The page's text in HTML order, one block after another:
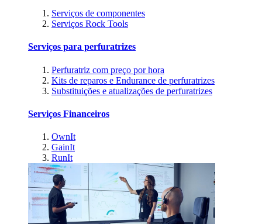
Serviços de componentes
Serviços Rock Tools
Serviços para perfuratrizes
Perfuratriz com preço por hora
Kits de reparos e Endurance de perfuratrizes
Substituições e atualizações de perfuratrizes
Serviços Financeiros
OwnIt
GainIt
RunIt